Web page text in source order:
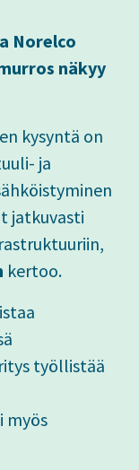
Norelco
näkyy
kysyntä on
ja
jatkuvasti
kertoo.
työllistää
myös